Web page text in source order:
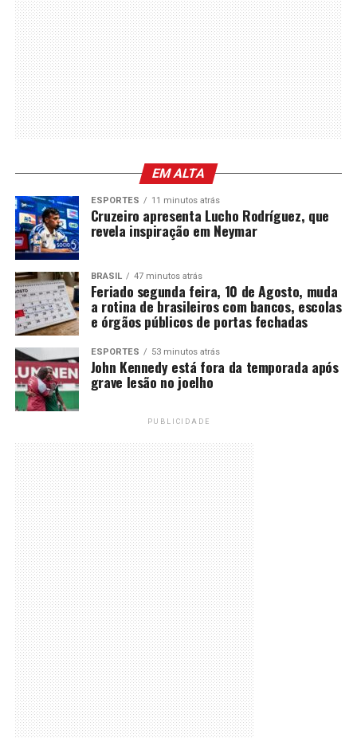
EM ALTA
ESPORTES 11 minutos atrás
Cruzeiro apresenta Lucho Rodríguez, que
revela inspiração em Neymar
BRASIL 47 minutos atrás
Feriado segunda feira, 10 de Agosto, muda
a rotina de brasileiros com bancos, escolas
e órgãos públicos de portas fechadas
ESPORTES 53 minutos atrás
John Kennedy está fora da temporada após
grave lesão no joelho
PUBLICIDADE